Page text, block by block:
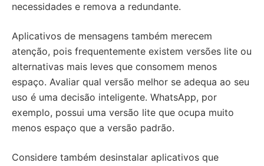
necessidades e remova a redundante.
Aplicativos de mensagens também merecem
atenção, pois frequentemente existem versões lite ou
alternativas mais leves que consomem menos
espaço. Avaliar qual versão melhor se adequa ao seu
uso é uma decisão inteligente. WhatsApp, por
exemplo, possui uma versão lite que ocupa muito
menos espaço que a versão padrão.
Considere também desinstalar aplicativos que